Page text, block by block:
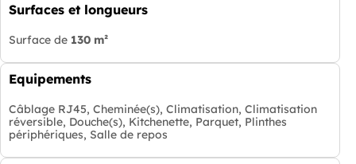
Surfaces et longueurs
Surface de 130 m²
Equipements
Câblage RJ45, Cheminée(s), Climatisation, Climatisation
réversible, Douche(s), Kitchenette, Parquet, Plinthes
périphériques, Salle de repos